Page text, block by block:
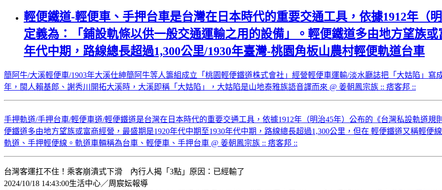
輕便鐵道-輕便車、手押台車是台灣在日本時代的重要交通工具，依據1912年（
定義為：「鋪設軌條以供一般交通運輸之用的設備」。輕便鐵道多由地方望族
年代中期，路線總長超過1,300公里/1930年臺灣-桃園角板山農村輕便軌道台車
簡阿牛/大溪輕便車/1903年大溪仕紳簡阿牛等人籌組成立「桃園輕便鐵道株式會社」經營輕便車運輸/淡水廳誌把「大姑陷」
年，閩人賴基郎、謝秀川開拓大溪時，大溪即稱「大姑陷」，大姑陷是山地泰雅族語音譯而來 @ 姜朝鳳宗族 :: 痞客邦 ::
手押軌道/手押台車/輕便車道/輕便鐵道是台灣在日本時代的重要交通工具，依據1912年（明治45年）公布的《台灣私設軌道
便鐵道多由地方望族或富商經營，最盛期是1920年代中期至1930年代中期，路線總長超過1,300公里，但在 輕便鐵道又稱輕
軌道、手押輕便線。軌道車輛稱為台車、輕便車、手押台車 @ 姜朝鳳宗族 :: 痞客邦 ::
台灣客運扛不住！乘客崩潰式下滑 內行人揭「3點」原因：已經輸了
2024/10/18 14:43:00生活中心／周宸妘報導